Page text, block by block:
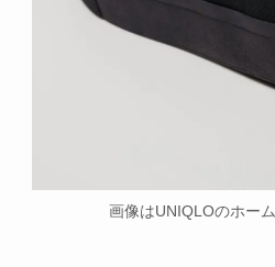
画像はUNIQLOのホー